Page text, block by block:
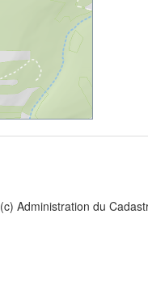
(c) Administration du